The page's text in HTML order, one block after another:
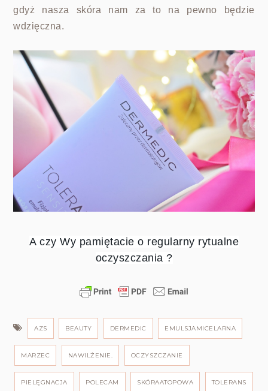
gdyż nasza skóra nam za to na pewno będzie
wdzięczna.
A czy Wy pamiętacie o regularny rytualne
oczyszczania ?
AZS BEAUTY DERMEDIC EMULSJAMICELARNA
MARZEC NAWILŻENIE. OCZYSZCZANIE
PIELĘGNACJA POLECAM SKÓRAATOPOWA TOLERANS